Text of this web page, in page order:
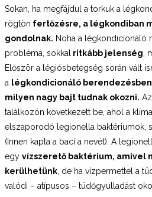
Sokan, ha megfájdul a torkuk a
rögtön fertőzésre, a légkondiban
gondolnak. Noha a légkondicionáló
probléma, sokkal ritkább jelenség ,
Először a légiósbetegség során vált
a légkondicionáló
milyen nagy bajt tudnak okozni.
találkozón következett be, ahol a
elszaporodó legionella baktériumok,
(Innen kapta a baci a nevét). A
egy vízszerető baktérium, amivel
kerülhetünk , de ha vízpermettel a
valódi – atípusos – tüdőgyulladást